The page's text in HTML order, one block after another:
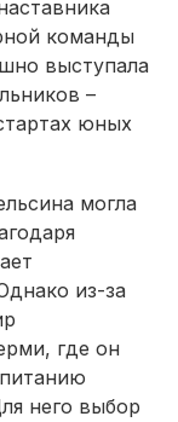
команды
выступала
–
юных
могла
из-за
где он
него выбор